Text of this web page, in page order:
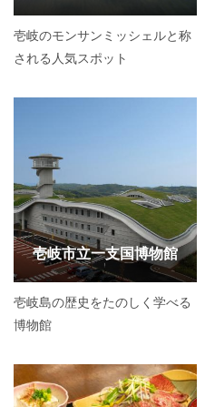
壱岐のモンサンミッシェルと称
される人気スポット
壱岐市立一支国博物館
壱岐島の歴史をたのしく学べる
博物館